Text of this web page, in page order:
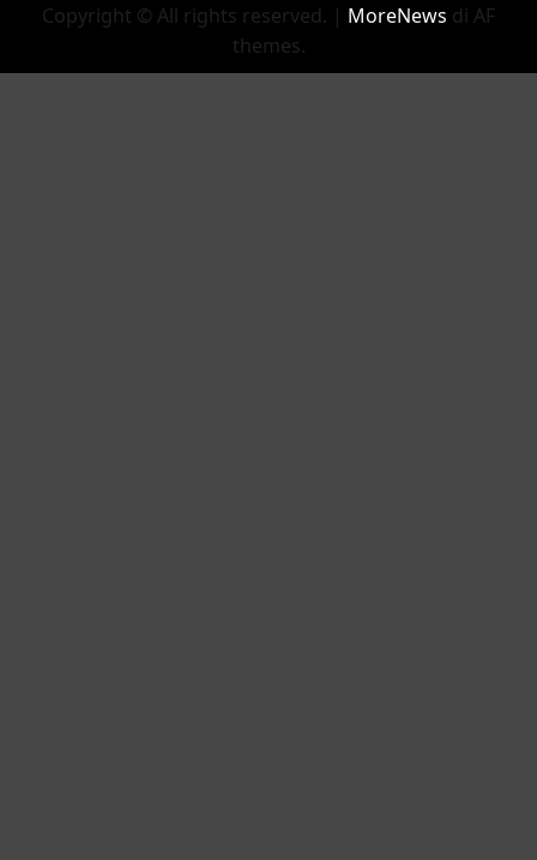
Copyright © All rights reserved. | MoreNews di AF
themes.